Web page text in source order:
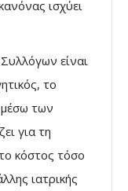
ισχύει
είναι
το
των
για τη
κόστος τόσο
ιατρικής